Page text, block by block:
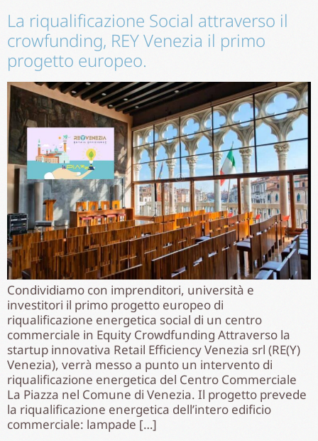
La riqualificazione Social attraverso il
crowfunding, REY Venezia il primo
progetto europeo.
Condividiamo con imprenditori, università e
investitori il primo progetto europeo di
riqualificazione energetica social di un centro
commerciale in Equity Crowdfunding Attraverso la
startup innovativa Retail Efficiency Venezia srl (RE(Y)
Venezia), verrà messo a punto un intervento di
riqualificazione energetica del Centro Commerciale
La Piazza nel Comune di Venezia. Il progetto prevede
la riqualificazione energetica dell’intero edificio
commerciale: lampade […]